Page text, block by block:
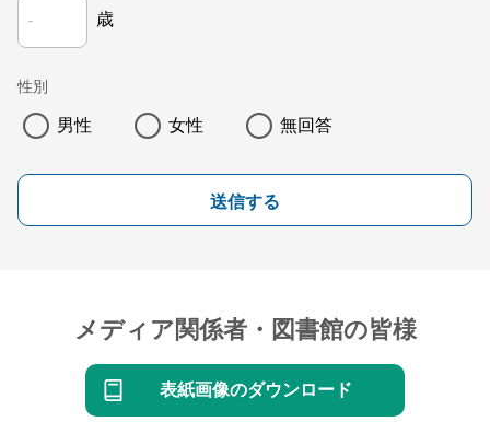
歳
性別
男性 女性 無回答
送信する
メディア関係者・図書館の皆様
表紙画像のダウンロード